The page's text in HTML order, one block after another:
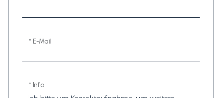
* E-Mail
* Info